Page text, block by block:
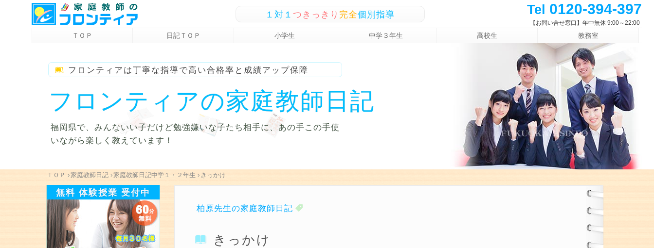
１対１つきっきり 完全個別指導 Tel 0120-394-397
【お問い合せ窓口】年中無休 9:00～22:00
ＴＯＰ 日記ＴＯＰ 小学生 中学３年生 高校生 教務室
フロンティアは丁寧な指導で高い合格率と成績アップ保障
フロンティアの家庭教師日記
福岡県で、みんないい子だけど勉強嫌いな子たち相手に、あの手この手使
いながら楽しく教えています！
ＴＯＰ ›家庭教師日記 ›家庭教師日記中学１・２年生 › きっかけ
柏原先生の家庭教師日記
きっかけ
無料 体験授業 受付中